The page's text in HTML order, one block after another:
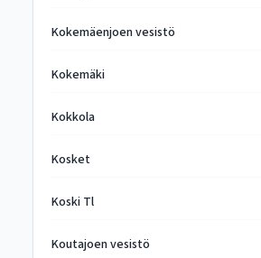
Kokemäenjoen vesistö
Kokemäki
Kokkola
Kosket
Koski Tl
Koutajoen vesistö